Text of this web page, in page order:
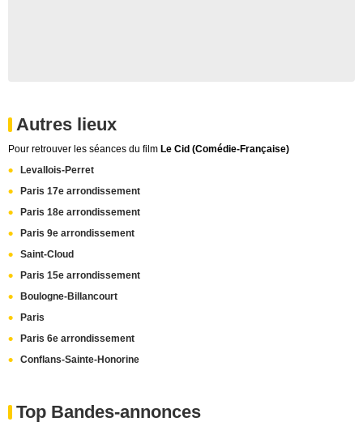
Autres lieux
Pour retrouver les séances du film Le Cid (Comédie-Française)
Levallois-Perret
Paris 17e arrondissement
Paris 18e arrondissement
Paris 9e arrondissement
Saint-Cloud
Paris 15e arrondissement
Boulogne-Billancourt
Paris
Paris 6e arrondissement
Conflans-Sainte-Honorine
Top Bandes-annonces